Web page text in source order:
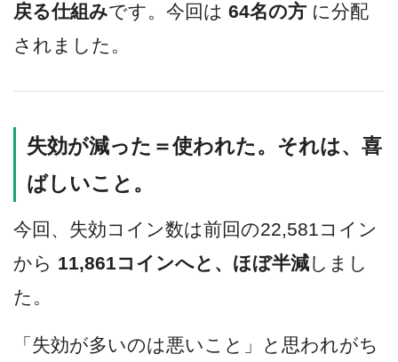
戻る仕組みです。今回は 64名の方 に分配
されました。
失効が減った＝使われた。それは、喜
ばしいこと。
今回、失効コイン数は前回の22,581コイン
から 11,861コインへと、ほぼ半減しまし
た。
「失効が多いのは悪いこと」と思われがち